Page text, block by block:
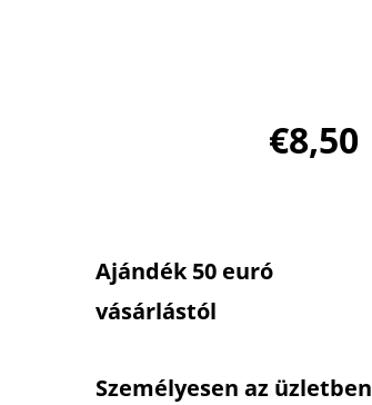
€8,50
Ajándék 50 euró
vásárlástól
Személyesen az üzletben